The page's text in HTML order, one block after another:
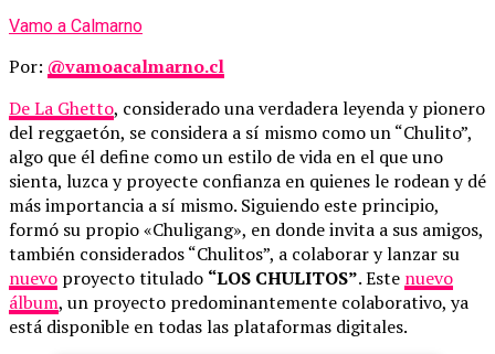
Vamo a Calmarno
Por: @vamoacalmarno.cl
De La Ghetto, considerado una verdadera leyenda y pionero
del reggaetón, se considera a sí mismo como un “Chulito”,
algo que él define como un estilo de vida en el que uno
sienta, luzca y proyecte confianza en quienes le rodean y dé
más importancia a sí mismo. Siguiendo este principio,
formó su propio «Chuligang», en donde invita a sus amigos,
también considerados “Chulitos”, a colaborar y lanzar su
nuevo proyecto titulado “LOS CHULITOS”. Este nuevo
álbum, un proyecto predominantemente colaborativo, ya
está disponible en todas las plataformas digitales.